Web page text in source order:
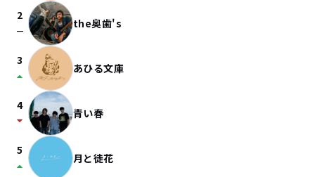
2
check_indeterminate_small the奥歯's
3
arrow_drop_up あひる文庫
4
arrow_drop_down 青い春
5
arrow_drop_up 月と徒花